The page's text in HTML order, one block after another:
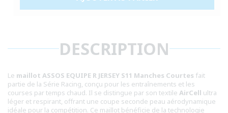
DESCRIPTION
Le maillot ASSOS EQUIPE R JERSEY S11 Manches Courtes fait
partie de la Série Racing, conçu pour les entraînements et les
courses par temps chaud. Il se distingue par son textile AirCell ultra
léger et respirant, offrant une coupe seconde peau aérodynamique
idéale pour la compétition. Ce maillot bénéficie de la technologie